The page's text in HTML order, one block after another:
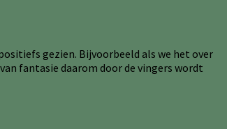
gezien. Bijvoorbeeld als we het over
fantasie daarom door de vingers wordt